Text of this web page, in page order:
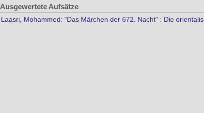
Ausgewertete Aufsätze
Laasri, Mohammed: "Das Märchen der 672. Nacht" : Die